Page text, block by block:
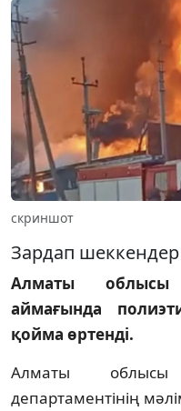
скриншот
Зардап
Алматы облысы
аймағында
қойма өртенді.
Алматы
департаментінің